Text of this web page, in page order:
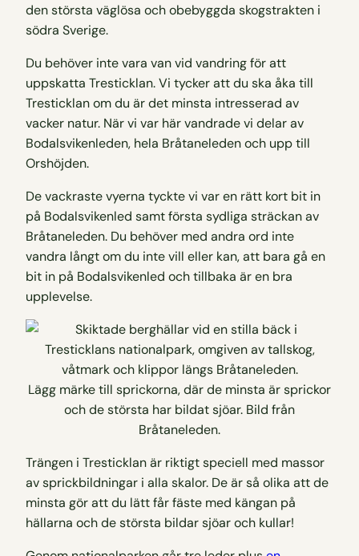
den största väglösa och obebyggda skogstrakten i
södra Sverige.
Du behöver inte vara van vid vandring för att
uppskatta Tresticklan. Vi tycker att du ska åka till
Tresticklan om du är det minsta intresserad av
vacker natur. När vi var här vandrade vi delar av
Bodalsvikenleden, hela Bråtaneleden och upp till
Orshöjden.
De vackraste vyerna tyckte vi var en rätt kort bit in
på Bodalsvikenled samt första sydliga sträckan av
Bråtaneleden. Du behöver med andra ord inte
vandra långt om du inte vill eller kan, att bara gå en
bit in på Bodalsvikenled och tillbaka är en bra
upplevelse.
Lägg märke till sprickorna, där de minsta är sprickor
och de största har bildat sjöar. Bild från
Bråtaneleden.
Trängen i Tresticklan är riktigt speciell med massor
av sprickbildningar i alla skalor. De är så olika att de
minsta gör att du lätt får fäste med kängan på
hällarna och de största bildar sjöar och kullar!